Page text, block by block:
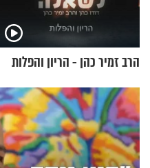
הרב זמיר כהן - הריון והפלות